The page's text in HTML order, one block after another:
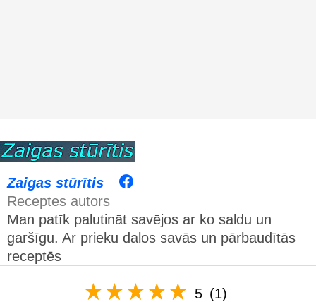
Zaigas stūrītis
Receptes autors
Man patīk palutināt savējos ar ko saldu un
garšīgu. Ar prieku dalos savās un pārbaudītās
receptēs
5 (1)